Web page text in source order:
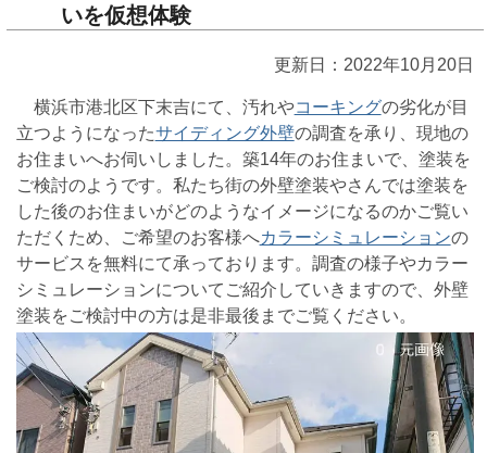
いを仮想体験
更新日：2022年10月20日
横浜市港北区下末吉にて、汚れやコーキングの劣化が目
立つようになったサイディング外壁の調査を承り、現地の
お住まいへお伺いしました。築14年のお住まいで、塗装を
ご検討のようです。私たち街の外壁塗装やさんでは塗装を
した後のお住まいがどのようなイメージになるのかご覧い
ただくため、ご希望のお客様へカラーシミュレーションの
サービスを無料にて承っております。調査の様子やカラー
シミュレーションについてご紹介していきますので、外壁
塗装をご検討中の方は是非最後までご覧ください。